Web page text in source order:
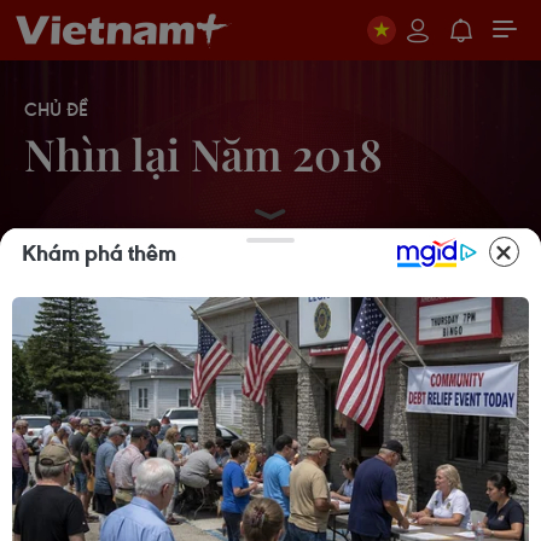
CHỦ ĐỀ
Nhìn lại Năm 2018
‘Ông lớn’ ngành hàng hải đã giảm
nợ, lỗ để hồi sinh vươn khơi ra sao?
16/03/2019 02:42
‘Tự chủ nhưng không buông để bệnh
viện chạy theo lợi ích kinh doanh’
Khám phá thêm